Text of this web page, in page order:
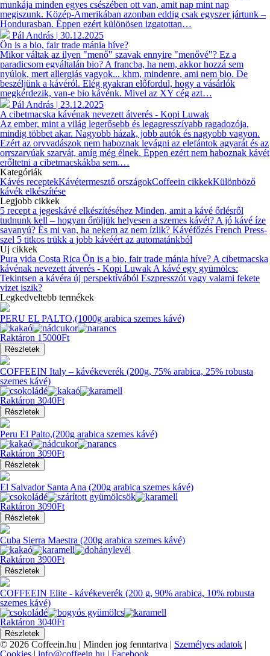
munkája minden egyes csészében ott van, amit nap mint nap
megiszunk. Közép-Amerikában azonban eddig csak egyszer jártunk –
Hondurasban. Éppen ezért különösen izgatottan…
Pál András | 30.12.2025
Ön is a bio, fair trade mánia híve?
Mikor váltak az ilyen "menő" szavak ennyire "menővé"? Ez a
paradicsom egyáltalán bio? A francba, ha nem, akkor hozzá sem
nyúlok, mert allergiás vagyok... khm, mindenre, ami nem bio. De
beszéljünk a kávéról. Elég gyakran előfordul, hogy a vásárlók
megkérdezik, van-e bio kávénk. Mivel az XY cég azt…
Pál András | 23.12.2025
A cibetmacska kávénak nevezett átverés - Kopi Luwak
Az ember, mint a világ legerősebb és legagresszívabb ragadozója,
mindig többet akar. Nagyobb házak, jobb autók és nagyobb vagyon.
Ezért az orvvadászok nem haboznak levágni az elefántok agyarát és az
orrszarvúak szarvát, amíg még élnek. Éppen ezért nem haboznak kávét
erőltetni a cibetmacskákba sem.…
Kategóriák
Kávés receptekKávétermesztő országokCoffeein cikkekKülönböző
kávék elkészítése
Legjobb cikkek
5 recept a jegeskávé elkészítéséhez Minden, amit a kávé őrlésről
tudnunk kell – hogyan őröljük helyesen a szemes kávét? A jó kávé íze
savanyú? És mi van, ha nekem az nem ízlik? Kávéfőzés French Press-
szel 5 titkos trükk a jobb kávéért az automatánkból
Új cikkek
Pura vida Costa Rica Ön is a bio, fair trade mánia híve? A cibetmacska
kávénak nevezett átverés - Kopi Luwak A kávé egy gyümölcs:
Tekintsen a kávéra új perspektívából Eszpresszót vagy valami fekete
vizet iszik?
Legkedveltebb termékek
PERU EL PALTO,(1000g arabica szemes kávé)
Raktáron 15000Ft
Részletek
COFFEEIN Italy – kávékeverék (200g, 75% arabica, 25% robusta
szemes kávé)
Raktáron 3040Ft
Részletek
Peru El Palto,(200g arabica szemes kávé)
Raktáron 3090Ft
Részletek
El Salvador Santa Ana (200g arabica szemes kávé)
Raktáron 3090Ft
Részletek
Cuba Sierra Maestra (200g arabica szemes kávé)
Raktáron 3900Ft
Részletek
COFFEEIN Elite - kávékeverék (200 g, 90% arabica, 10% robusta
szemes kávé)
Raktáron 3040Ft
Részletek
© 2026 Coffeein.hu | Minden jog fenntartva | Személyes adatok |
Cookies | info@coffeein.hu | Facebook